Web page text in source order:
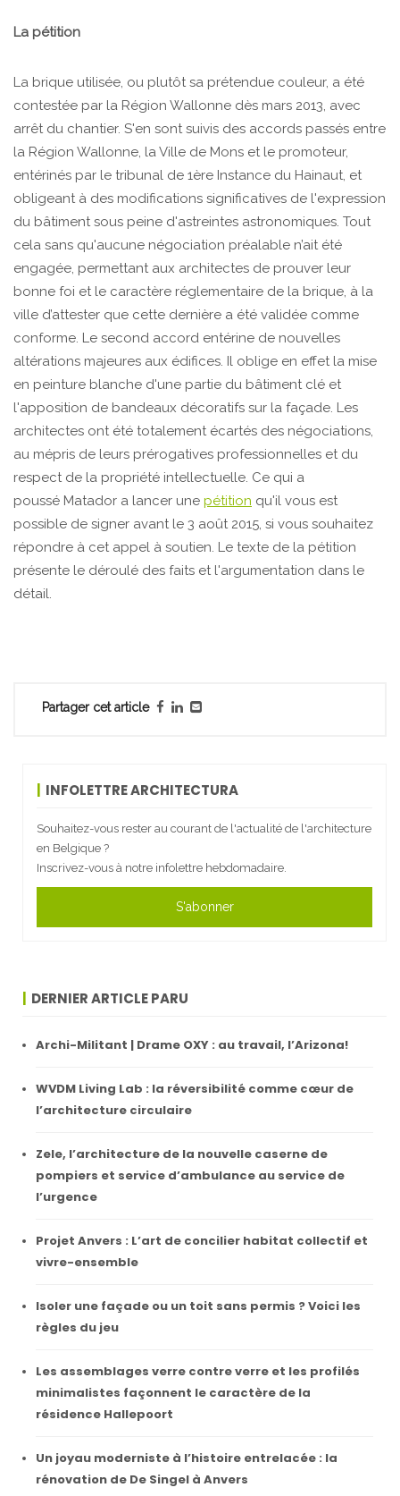
La pétition
La brique utilisée, ou plutôt sa prétendue couleur, a été
contestée par la Région Wallonne dès mars 2013, avec
arrêt du chantier. S'en sont suivis des accords passés entre
la Région Wallonne, la Ville de Mons et le promoteur,
entérinés par le tribunal de 1ère Instance du Hainaut, et
obligeant à des modifications significatives de l'expression
du bâtiment sous peine d'astreintes astronomiques. Tout
cela sans qu'aucune négociation préalable n’ait été
engagée, permettant aux architectes de prouver leur
bonne foi et le caractère réglementaire de la brique, à la
ville d’attester que cette dernière a été validée comme
conforme. Le second accord entérine de nouvelles
altérations majeures aux édifices. Il oblige en effet la mise
en peinture blanche d'une partie du bâtiment clé et
l'apposition de bandeaux décoratifs sur la façade. Les
architectes ont été totalement écartés des négociations,
au mépris de leurs prérogatives professionnelles et du
respect de la propriété intellectuelle. Ce qui a
poussé Matador a lancer une pétition qu'il vous est
possible de signer avant le 3 août 2015, si vous souhaitez
répondre à cet appel à soutien. Le texte de la pétition
présente le déroulé des faits et l'argumentation dans le
détail.
Partager cet article
INFOLETTRE ARCHITECTURA
Souhaitez-vous rester au courant de l'actualité de l'architecture
en Belgique ?
Inscrivez-vous à notre infolettre hebdomadaire.
S'abonner
DERNIER ARTICLE PARU
Archi-Militant | Drame OXY : au travail, l’Arizona!
WVDM Living Lab : la réversibilité comme cœur de
l’architecture circulaire
Zele, l’architecture de la nouvelle caserne de
pompiers et service d’ambulance au service de
l’urgence
Projet Anvers : L’art de concilier habitat collectif et
vivre-ensemble
Isoler une façade ou un toit sans permis ? Voici les
règles du jeu
Les assemblages verre contre verre et les profilés
minimalistes façonnent le caractère de la
résidence Hallepoort
Un joyau moderniste à l’histoire entrelacée : la
rénovation de De Singel à Anvers